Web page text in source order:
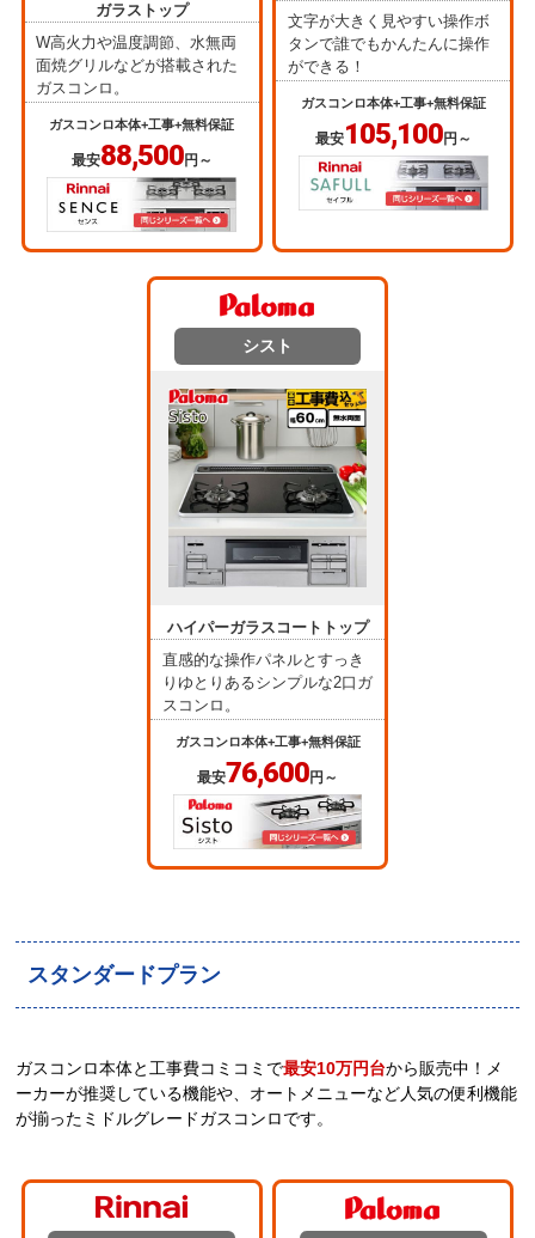
ガラストップ
W高火力や温度調節、水無両
面焼グリルなどが搭載された
ガスコンロ。
ガスコンロ本体+工事+無料保証
最安88,500円～
文字が大きく見やすい操作ボ
タンで誰でもかんたんに操作
ができる！
ガスコンロ本体+工事+無料保証
最安105,100円～
シスト
ハイパーガラスコートトップ
直感的な操作パネルとすっき
りゆとりあるシンプルな2口ガ
スコンロ。
ガスコンロ本体+工事+無料保証
最安76,600円～
スタンダードプラン
ガスコンロ本体と工事費コミコミで最安10万円台から販売中！メ
ーカーが推奨している機能や、オートメニューなど人気の便利機能
が揃ったミドルグレードガスコンロです。